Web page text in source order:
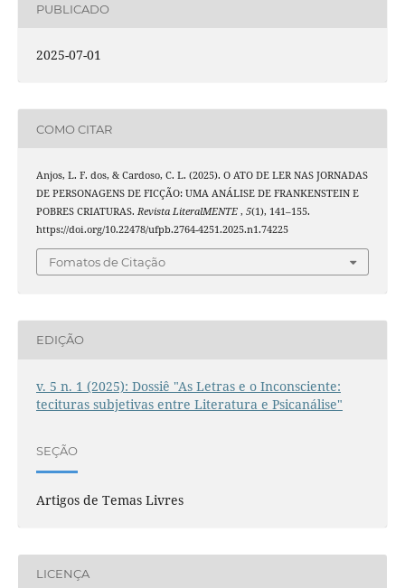
PUBLICADO
2025-07-01
COMO CITAR
Anjos, L. F. dos, & Cardoso, C. L. (2025). O ATO DE LER NAS JORNADAS
DE PERSONAGENS DE FICÇÃO: UMA ANÁLISE DE FRANKENSTEIN E
POBRES CRIATURAS. Revista LiteralMENTE , 5(1), 141–155.
https://doi.org/10.22478/ufpb.2764-4251.2025.n1.74225
Fomatos de Citação
EDIÇÃO
v. 5 n. 1 (2025): Dossiê "As Letras e o Inconsciente:
tecituras subjetivas entre Literatura e Psicanálise"
SEÇÃO
Artigos de Temas Livres
LICENÇA